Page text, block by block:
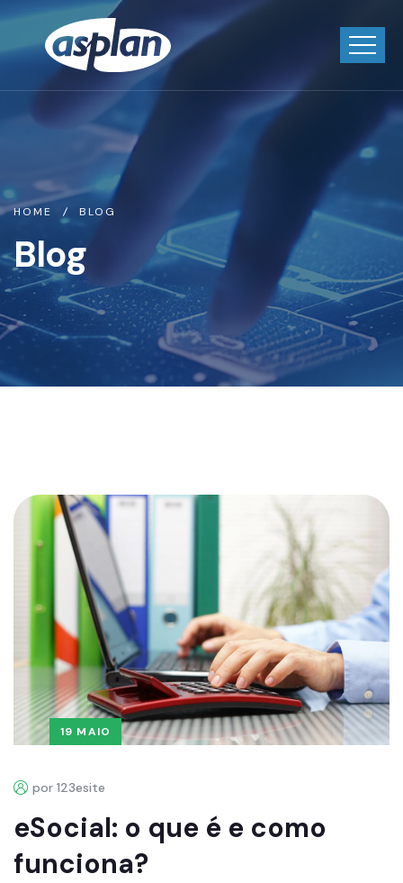
HOME BLOG
Blog
19 MAIO
por 123esite
eSocial: o que é e como
funciona?